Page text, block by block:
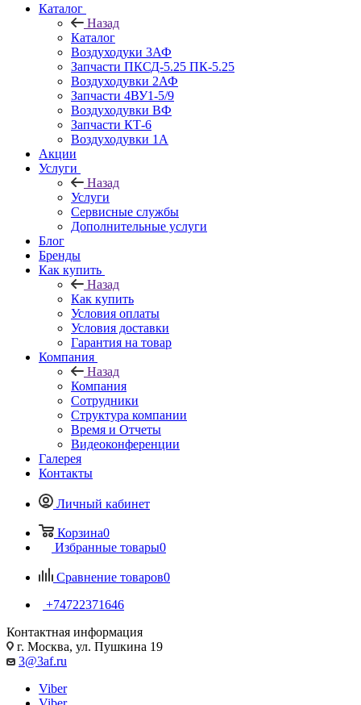
Каталог
Назад
Каталог
Воздуходуки 3АФ
Запчасти ПКСД-5.25 ПК-5.25
Воздуходувки 2АФ
Запчасти 4ВУ1-5/9
Воздуходувки ВФ
Запчасти КТ-6
Воздуходувки 1А
Акции
Услуги
Назад
Услуги
Сервисные службы
Дополнительные услуги
Блог
Бренды
Как купить
Назад
Как купить
Условия оплаты
Условия доставки
Гарантия на товар
Компания
Назад
Компания
Сотрудники
Структура компании
Время и Отчеты
Видеоконференции
Галерея
Контакты
Личный кабинет
Корзина0
Избранные товары0
Сравнение товаров0
+74722371646
Контактная информация
г. Москва, ул. Пушкина 19
3@3af.ru
Viber